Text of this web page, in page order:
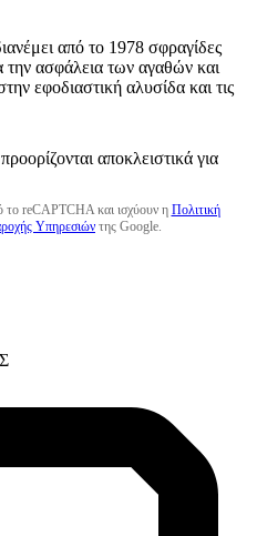
από το 1978 σφραγίδες
την ασφάλεια των αγαθών και
εφοδιαστική αλυσίδα και τις
αποκλειστικά για
το reCAPTCHA και ισχύουν η Πολιτική
Υπηρεσιών της Google.